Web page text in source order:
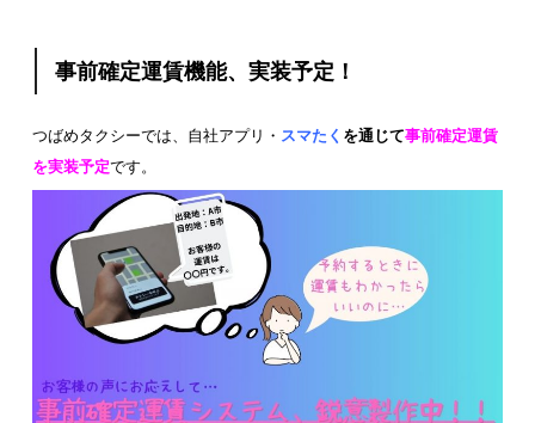
事前確定運賃機能、実装予定！
つばめタクシーでは、自社アプリ・ スマたく を通じて事前確定運賃
を実装予定です。